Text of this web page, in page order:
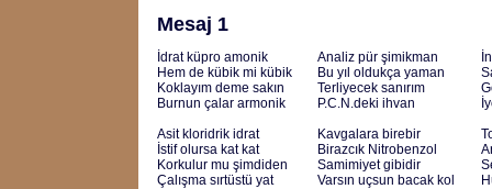
Mesaj 1
İdrat küpro amonik
Hem de kübik mi kübik
Koklayım deme sakın
Burnun çalar armonik
Asit kloridrik idrat
İstif olursa kat kat
Korkulur mu şimdiden
Çalışma sırtüstü yat
Analiz pür şimikman
Bu yıl oldukça yaman
Terliyecek sanırım
P.C.N.deki ihvan
Kavgalara birebir
Birazcık Nitrobenzol
Samimiyet gibidir
Varsın uçsun bacak kol